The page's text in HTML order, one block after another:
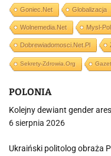
Goniec.net Globalizacja
Wolnemedia.net Mysl-
Dobrewiadomosci.net.pl
Sekrety-Zdrowia.org
POLONIA
Kolejny dewiant gender
6 sierpnia 2026
Ukraiński politolog obraża